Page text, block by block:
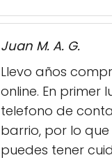
Juan M. A. G.
Llevo años
online. En primer
telefono de
barrio, por lo
puedes tener